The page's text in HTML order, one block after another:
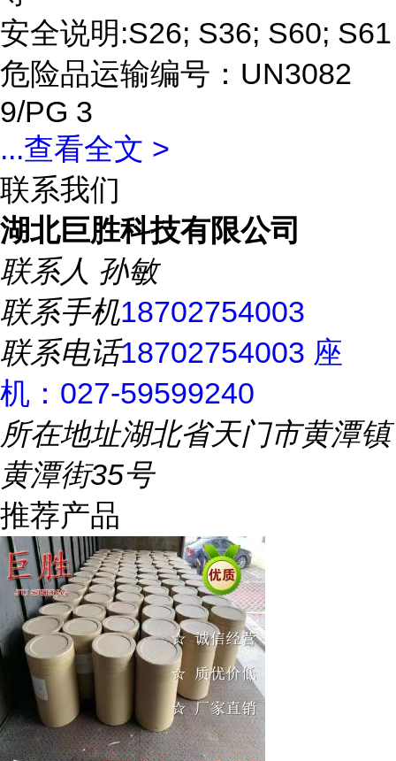
安全说明:S26; S36; S60; S61
危险品运输编号：UN3082
9/PG 3
...查看全文 >
联系我们
湖北巨胜科技有限公司
联系人 孙敏
联系手机18702754003
联系电话18702754003 座
机：027-59599240
所在地址湖北省天门市黄潭镇
黄潭街35号
推荐产品